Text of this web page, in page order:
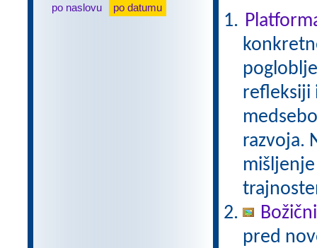
po naslovu
po datumu
refleksiji
razvoja.
pred